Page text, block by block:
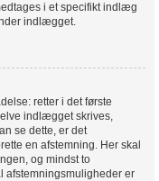
i et specifikt indlæg
indlægget.
retter i det første
indlægget skrives,
se dette, er det
en afstemning. Her skal
og mindst to
afstemningsmuligheder er